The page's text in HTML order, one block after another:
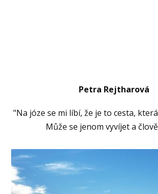
Petra Rejtharová
"Na józe se mi líbí, že je to cesta,
Může se jenom vyvíjet a